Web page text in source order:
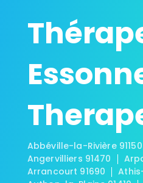
Abbéville-la-Rivière 91150
Angervilliers 91470
Arrancourt 91690